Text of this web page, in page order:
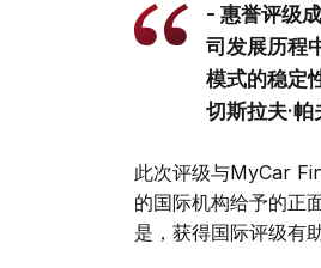
- 惠誉评级
司发展历程
模式的稳定
切斯拉夫·帕
此次评级与MyCar
的国际机构给予的正
是，获得国际评级有